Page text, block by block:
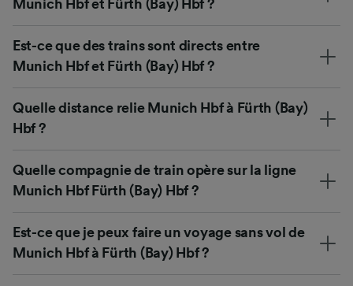
Munich Hbf et Fürth (Bay) Hbf ?
Est-ce que des trains sont directs entre
Munich Hbf et Fürth (Bay) Hbf ?
Quelle distance relie Munich Hbf à Fürth (Bay)
Hbf ?
Quelle compagnie de train opère sur la ligne
Munich Hbf Fürth (Bay) Hbf ?
Est-ce que je peux faire un voyage sans vol de
Munich Hbf à Fürth (Bay) Hbf ?